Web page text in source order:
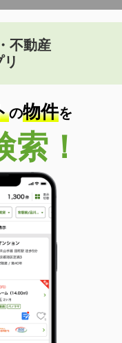
不動産
の物件を
索！